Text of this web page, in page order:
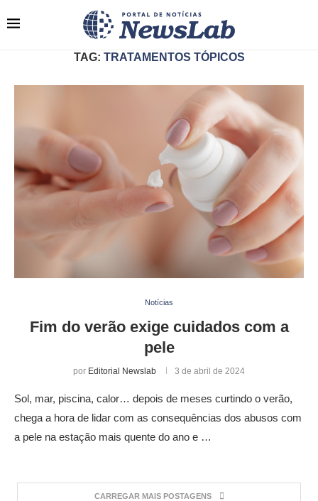
TAG: TRATAMENTOS TÓPICOS
Notícias
Fim do verão exige cuidados com a
pele
por Editorial Newslab 3 de abril de 2024
Sol, mar, piscina, calor… depois de meses curtindo o verão,
chega a hora de lidar com as consequências dos abusos com
a pele na estação mais quente do ano e …
CARREGAR MAIS POSTAGENS